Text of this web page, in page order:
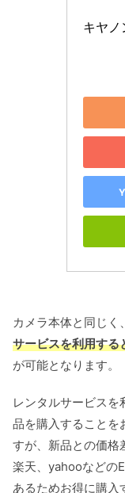
キヤ
カメラ本体と同じく、
サービスを利用する
が可能となります。
レンタルサービス
品を購入することを
すが、新品との価格
楽天、yahooなどの
あるためお得に購入